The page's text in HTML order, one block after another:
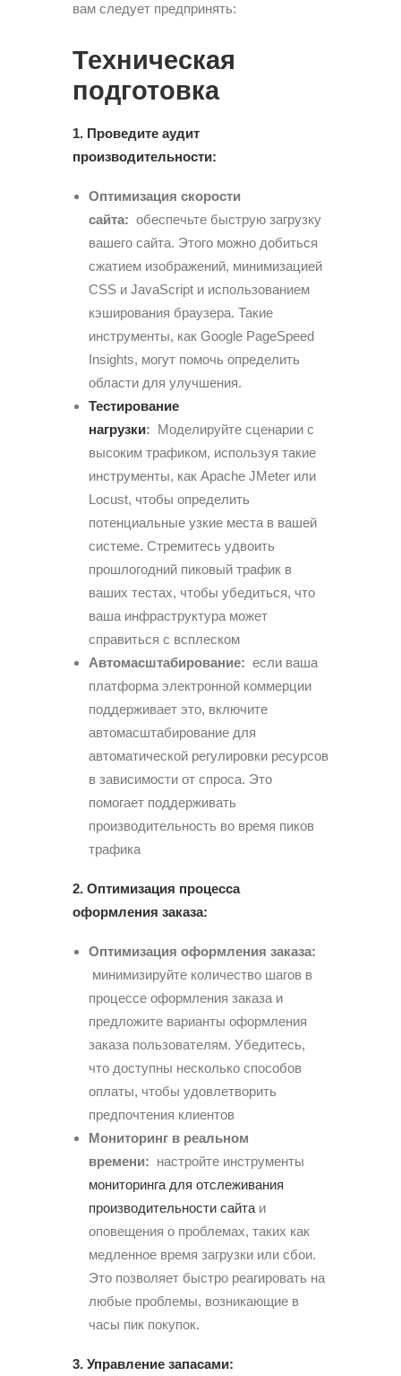
вам следует предпринять:
Техническая
подготовка
1. Проведите аудит
производительности:
Оптимизация скорости
сайта: обеспечьте быструю загрузку
вашего сайта. Этого можно добиться
сжатием изображений, минимизацией
CSS и JavaScript и использованием
кэширования браузера. Такие
инструменты, как Google PageSpeed ​​
Insights, могут помочь определить
области для улучшения.
Тестирование
нагрузки: Моделируйте сценарии с
высоким трафиком, используя такие
инструменты, как Apache JMeter или
Locust, чтобы определить
потенциальные узкие места в вашей
системе. Стремитесь удвоить
прошлогодний пиковый трафик в
ваших тестах, чтобы убедиться, что
ваша инфраструктура может
справиться с всплеском
Автомасштабирование: если ваша
платформа электронной коммерции
поддерживает это, включите
автомасштабирование для
автоматической регулировки ресурсов
в зависимости от спроса. Это
помогает поддерживать
производительность во время пиков
трафика
2. Оптимизация процесса
оформления заказа:
Оптимизация оформления заказа:
минимизируйте количество шагов в
процессе оформления заказа и
предложите варианты оформления
заказа пользователям. Убедитесь,
что доступны несколько способов
оплаты, чтобы удовлетворить
предпочтения клиентов
Мониторинг в реальном
времени: настройте инструменты
мониторинга для отслеживания
производительности сайта и
оповещения о проблемах, таких как
медленное время загрузки или сбои.
Это позволяет быстро реагировать на
любые проблемы, возникающие в
часы пик покупок.
3. Управление запасами: